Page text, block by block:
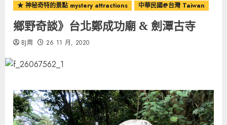
★ 神秘奇特的景點 mystery attractions 中華民國@台灣 Taiwan
鄉野奇談》台北鄭成功廟 & 劍潭古寺
BJ周 26 11 月, 2020